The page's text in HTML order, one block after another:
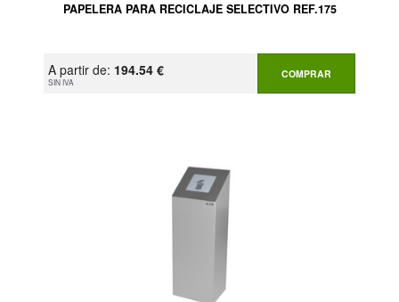
PAPELERA PARA RECICLAJE SELECTIVO REF.175
A partir de: 194.54 €
SIN IVA
COMPRAR